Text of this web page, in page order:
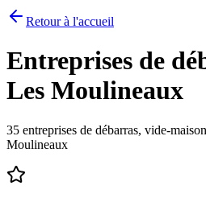
Retour à l'accueil
Entreprises de
Les Moulineaux
35 entreprises de débarras, vide-
Moulineaux